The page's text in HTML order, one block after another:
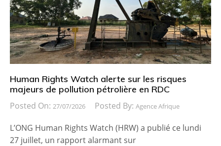
Human Rights Watch alerte sur les risques
majeurs de pollution pétrolière en RDC
Posted On: 27/07/2026 Posted By: Agence Afrique
L’ONG Human Rights Watch (HRW) a publié ce lundi
27 juillet, un rapport alarmant sur